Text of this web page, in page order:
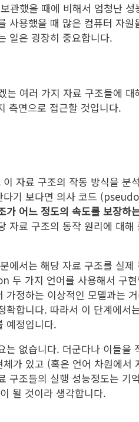
관했을 때에 비해서 엄청난
사용했을 때 많은 컴퓨터 자원
일은 굉장히 중요합니다.
여러 가지 자료 구조들에 대
측면으로 접근할 것입니다.
이 자료 구조의 작동 방식을 분
다기 보다면 의사 코드
가 어느 정도의 속도를 보장하
자료 구조의 동작 원리에 대해
에서는 해당 자료 구조를 실제
두 가지 언어를 사용해서 구
정하는 이상적인 모델과는
합니다. 따라서 이 단계에서
예정입니다.
없습니다. 더군다나 이들을
가 있고 (혹은 언어 차원에서
구조들의 실행 성능정도는 기
될 것이라 생각합니다.